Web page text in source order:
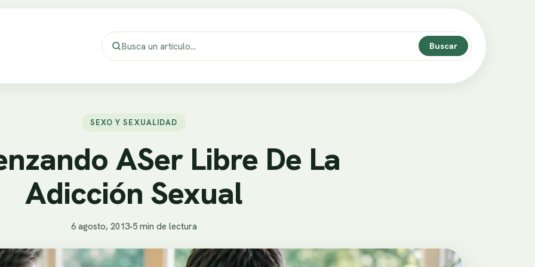
Buscar
SEXO Y SEXUALIDAD
ASer Libre De La
Adicción Sexual
6 agosto, 2013•5 min de lectura